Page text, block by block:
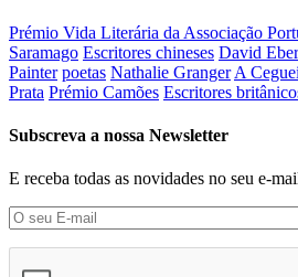
Prémio Vida Literária da Associação
Saramago Escritores chineses David
Painter poetas Nathalie Granger A
Prata Prémio Camões Escritores
Subscreva a nossa Newsletter
E receba todas as novidades no seu e-